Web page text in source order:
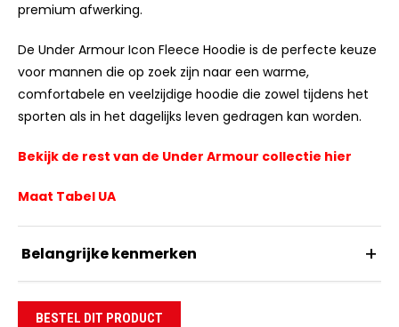
premium afwerking.
De Under Armour Icon Fleece Hoodie is de perfecte keuze
voor mannen die op zoek zijn naar een warme,
comfortabele en veelzijdige hoodie die zowel tijdens het
sporten als in het dagelijks leven gedragen kan worden.
Bekijk de rest van de Under Armour collectie hier
Maat Tabel UA
Belangrijke kenmerken
BESTEL DIT PRODUCT